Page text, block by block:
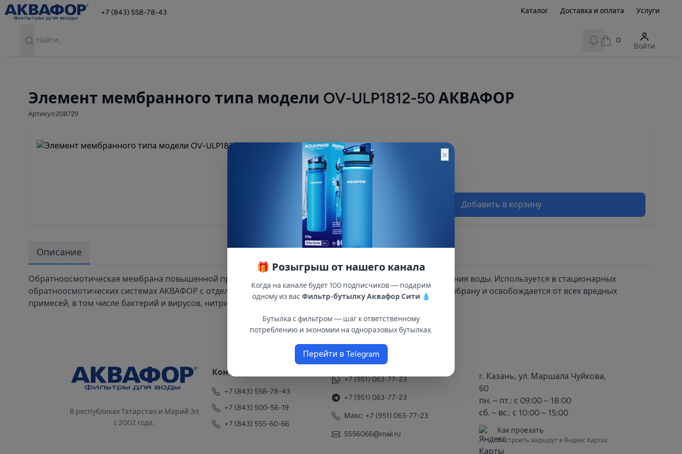
+7 (843) 558-78-43 Каталог Доставка и оплата Услуги
View notifications
0
Войти
Элемент мембранного типа модели OV-ULP1812-50 АКВАФОР
Артикул:208729
2 390 ₽
Остатки:
Добавить в корзину
Описание
Обратноосмотическая мембрана повышенной производительности для сверхглубокой очистки и умягчения воды. Используется в стационарных
обратноосмотических системах АКВАФОР с отдельным краном. Вода под давлением проходит сквозь мембрану и освобождается от всех вредных
примесей, в том числе бактерий и вирусов, нитритов и нитратов, а также солей жесткости.
В республиках Татарстан и Марий Эл
с 2002 года.
Контакты
+7 (843) 558-78-43
+7 (843) 500-56-19
+7 (843) 555-60-66
+7 (951) 063-77-23
+7 (951) 063-77-23
Макс: +7 (951) 063-77-23
5556066@mail.ru
г. Казань, ул. Маршала Чуйкова,
60
пн. – пт.: с 09:00 – 18:00
сб. – вс.: с 10:00 – 15:00
Как проехать
Построить маршрут в Яндекс Картах
×
🎁 Розыгрыш от нашего канала
Когда на канале будет 100 подписчиков — подарим
одному из вас Фильтр-бутылку Аквафор Сити 💧
Бутылка с фильтром — шаг к ответственному
потреблению и экономии на одноразовых бутылках.
Перейти в Telegram